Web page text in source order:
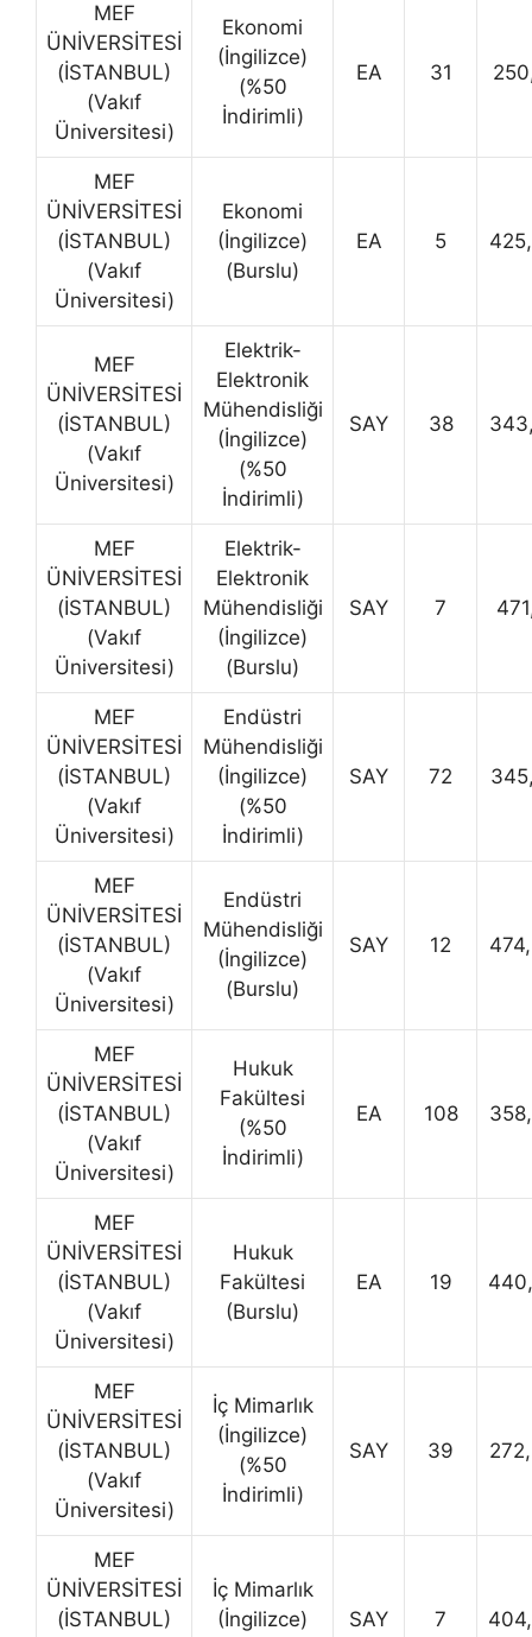
MEF
ÜNİVERSİTESİ
(İSTANBUL)
(Vakıf
Üniversitesi)
Ekonomi
(İngilizce)
(%50
İndirimli)
EA 31
MEF
ÜNİVERSİTESİ
(İSTANBUL)
(Vakıf
Üniversitesi)
Ekonomi
(İngilizce)
(Burslu)
EA 5
MEF
ÜNİVERSİTESİ
(İSTANBUL)
(Vakıf
Üniversitesi)
Elektrik-
Elektronik
Mühendisliği
(İngilizce)
(%50
İndirimli)
SAY 38
MEF
ÜNİVERSİTESİ
(İSTANBUL)
(Vakıf
Üniversitesi)
Elektrik-
Elektronik
Mühendisliği
(İngilizce)
(Burslu)
SAY 7
MEF
ÜNİVERSİTESİ
(İSTANBUL)
(Vakıf
Üniversitesi)
Endüstri
Mühendisliği
(İngilizce)
(%50
İndirimli)
SAY 72
MEF
ÜNİVERSİTESİ
(İSTANBUL)
(Vakıf
Üniversitesi)
Endüstri
Mühendisliği
(İngilizce)
(Burslu)
SAY 12
MEF
ÜNİVERSİTESİ
(İSTANBUL)
(Vakıf
Üniversitesi)
Hukuk
Fakültesi
(%50
İndirimli)
EA 108
MEF
ÜNİVERSİTESİ
(İSTANBUL)
(Vakıf
Üniversitesi)
Hukuk
Fakültesi
(Burslu)
EA 19
MEF
ÜNİVERSİTESİ
(İSTANBUL)
(Vakıf
Üniversitesi)
İç Mimarlık
(İngilizce)
(%50
İndirimli)
SAY 39
MEF
ÜNİVERSİTESİ
(İSTANBUL)
İç Mimarlık
(İngilizce)
SAY 7